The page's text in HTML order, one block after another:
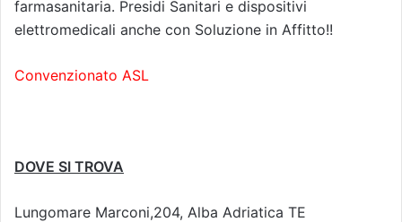
farmasanitaria. Presidi Sanitari e dispositivi
elettromedicali anche con Soluzione in Affitto!!
Convenzionato ASL
DOVE SI TROVA
Lungomare Marconi,204, Alba Adriatica TE